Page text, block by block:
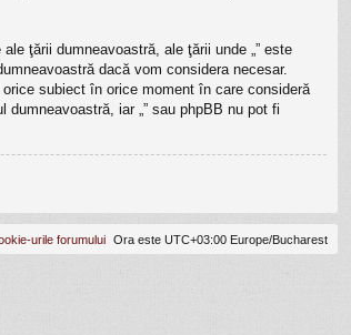
ţării dumneavoastră, ale ţării unde „” este
dacă vom considera necesar.
subiect în orice moment în care consideră
iar „” sau phpBB nu pot fi
Ora este UTC+03:00 Europe/Bucharest
urile forumului